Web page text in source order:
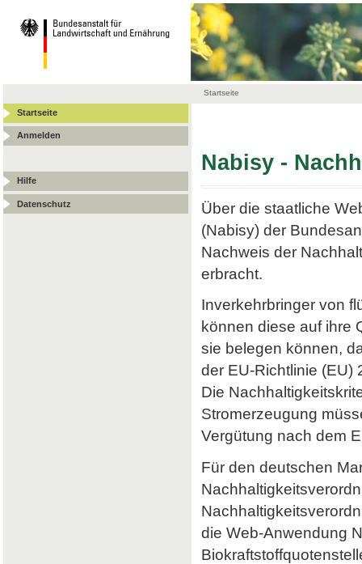
Startseite
Startseite
Anmelden
Hilfe
Datenschutz
Nabisy -
Über die staatliche
(Nabisy) der
Nachweis der
erbracht.
Inverkehrbringer von
können diese auf ihre
sie belegen können,
der EU-Richtlinie (EU)
Die
Stromerzeugung
Vergütung nach dem
Für den deutschen
die Web-Anwendung